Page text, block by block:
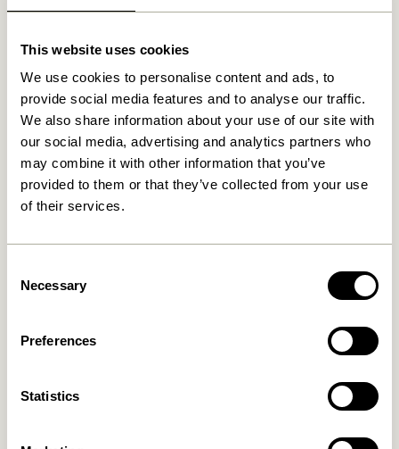
This website uses cookies
We use cookies to personalise content and ads, to
provide social media features and to analyse our traffic.
We also share information about your use of our site with
our social media, advertising and analytics partners who
may combine it with other information that you’ve
provided to them or that they’ve collected from your use
of their services.
Selection
Necessary
Preferences
Statistics
Kanso Schreibtisch
309,00kr.